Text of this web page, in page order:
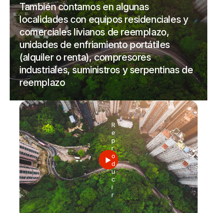
También contamos en algunas
localidades con equipos residenciales y
comerciales livianos de reemplazo,
unidades de enfriamiento portátiles
(alquiler o renta), compresores
industriales, suministros y serpentinas de
reemplazo
R
e
p
r
o
d
u
c
i
r